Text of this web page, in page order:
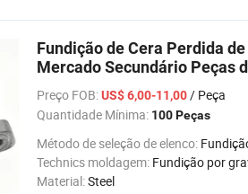
Fundição de Cera Perdida
Mercado Secundário Peças
Preço FOB:US$ 6,00-11,00 / Peça
Quantidade Mínima: 100 Peças
Método de seleção de elenco: Fundição
Technics moldagem: Fundição por
Material:Steel